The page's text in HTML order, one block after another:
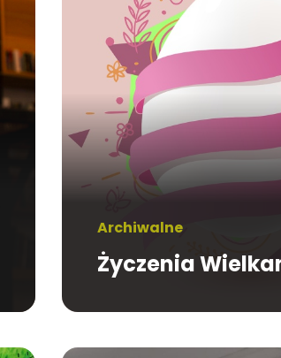
Archiwalne
Życzenia